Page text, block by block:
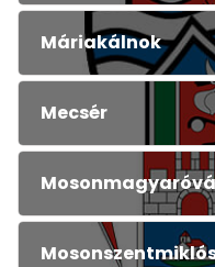
Máriakálnok
Mecsér